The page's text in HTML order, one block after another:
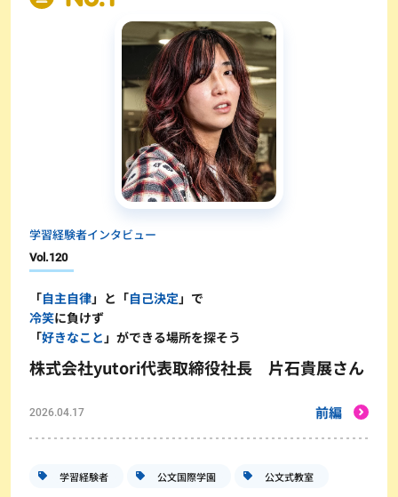
学習経験者インタビュー
Vol.120
「自主自律」と「自己決定 」で
冷笑に負けず
「好きなこと 」ができる場所を探そう
株式会社yutori代表取締役社長 片石貴展さん
2026.04.17 前編
学習経験者 公文国際学園 公文式教室